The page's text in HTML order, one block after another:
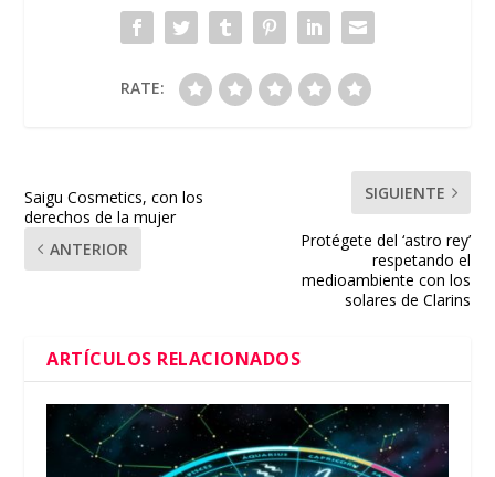
RATE:
Saigu Cosmetics, con los
derechos de la mujer
ANTERIOR
SIGUIENTE
Protégete del ‘astro rey’
respetando el
medioambiente con los
solares de Clarins
ARTÍCULOS RELACIONADOS